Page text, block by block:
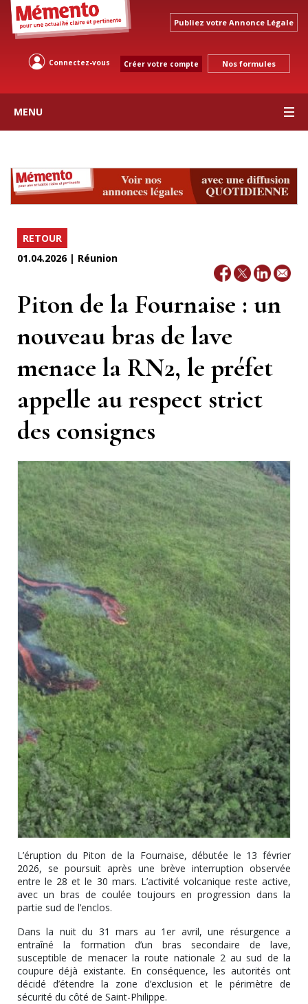
Publiez votre Annonce Légale
Connectez-vous Créer votre compte Nos formules
MENU
RETOUR
01.04.2026 | Réunion
Piton de la Fournaise : un
nouveau bras de lave
menace la RN2, le préfet
appelle au respect strict
des consignes
L’éruption du Piton de la Fournaise, débutée le 13 février
2026, se poursuit après une brève interruption observée
entre le 28 et le 30 mars. L’activité volcanique reste active,
avec un bras de coulée toujours en progression dans la
partie sud de l’enclos.
Dans la nuit du 31 mars au 1er avril, une résurgence a
entraîné la formation d’un bras secondaire de lave,
susceptible de menacer la route nationale 2 au sud de la
coupure déjà existante. En conséquence, les autorités ont
décidé d’étendre la zone d’exclusion et le périmètre de
sécurité du côté de Saint-Philippe.